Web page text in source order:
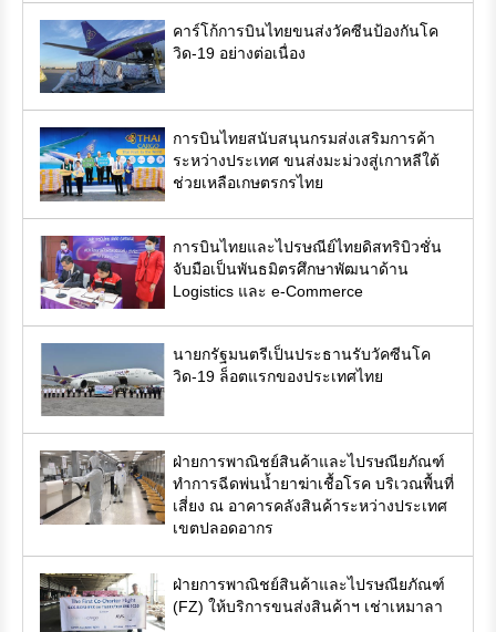
คาร์โก้การบินไทยขนส่งวัคซีนป้องกันโค
วิด-19 อย่างต่อเนื่อง
การบินไทยสนับสนุนกรมส่งเสริมการค้า
ระหว่างประเทศ ขนส่งมะม่วงสู่เกาหลีใต้
ช่วยเหลือเกษตรกรไทย
การบินไทยและไปรษณีย์ไทยดิสทริบิวชั่น
จับมือเป็นพันธมิตรศึกษาพัฒนาด้าน
Logistics และ e-Commerce
นายกรัฐมนตรีเป็นประธานรับวัคซีนโค
วิด-19 ล็อตแรกของประเทศไทย
ฝ่ายการพาณิชย์สินค้าและไปรษณียภัณฑ์
ทำการฉีดพ่นน้ำยาฆ่าเชื้อโรค บริเวณพื้นที่
เสี่ยง ณ อาคารคลังสินค้าระหว่างประเทศ
เขตปลอดอากร
ฝ่ายการพาณิชย์สินค้าและไปรษณียภัณฑ์
(FZ) ให้บริการขนส่งสินค้าฯ เช่าเหมาลา